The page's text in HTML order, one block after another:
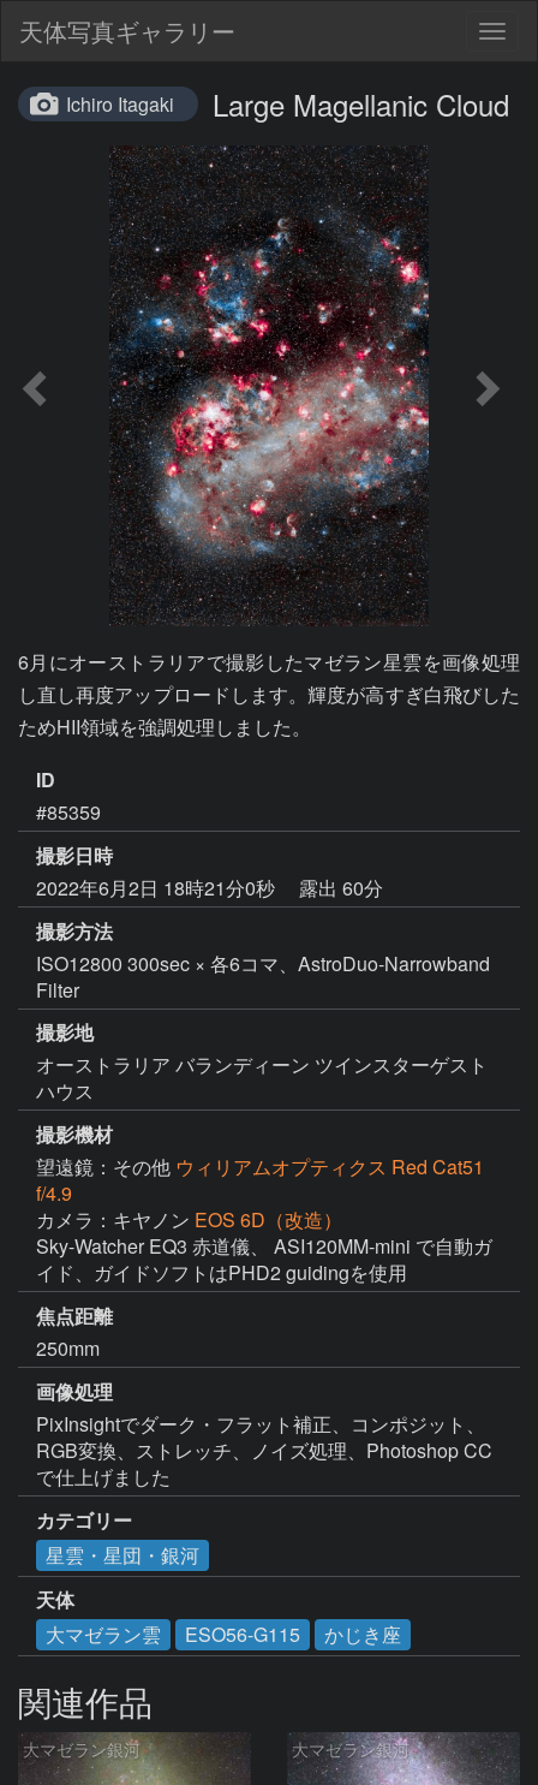
天体写真ギャラリー
Ichiro Itagaki Large Magellanic Cloud
6月にオーストラリアで撮影したマゼラン星雲を画像処理
し直し再度アップロードします。輝度が高すぎ白飛びした
ためHII領域を強調処理しました。
ID
#85359
撮影日時
2022年6月2日 18時21分0秒
露出 60分
撮影方法
ISO12800 300sec × 各6コマ、AstroDuo-Narrowband
Filter
撮影地
オーストラリア バランディーン ツインスターゲスト
ハウス
撮影機材
望遠鏡：その他 ウィリアムオプティクス Red Cat51
f/4.9
カメラ：キヤノン EOS 6D（改造）
Sky-Watcher EQ3 赤道儀、 ASI120MM-mini で自動ガ
イド、ガイドソフトはPHD2 guidingを使用
焦点距離
250mm
画像処理
PixInsightでダーク・フラット補正、コンポジット、
RGB変換、ストレッチ、ノイズ処理、Photoshop CC
で仕上げました
カテゴリー
星雲・星団・銀河
天体
大マゼラン雲
ESO56-G115 かじき座
関連作品
大マゼラン銀河 大マゼラン銀河